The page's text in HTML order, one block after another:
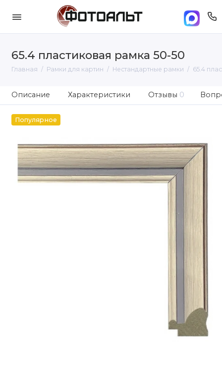
65.4 пластиковая рамка 50-50
Главная Рамки для картин Нестандартные рамки 65.4
Описание Характеристики Отзывы 0
Популярное